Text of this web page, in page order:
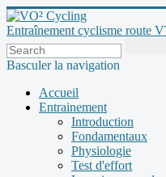
Entraînement cyclisme route
Basculer la navigation
Accueil
Entrainement
Introduction
Fondamentaux
Physiologie
Test d'effort